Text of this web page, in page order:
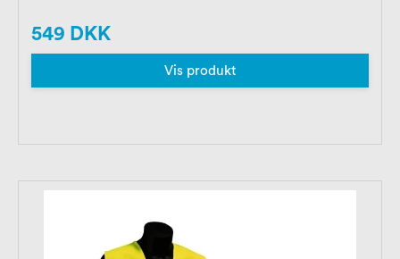
549 DKK
Vis produkt